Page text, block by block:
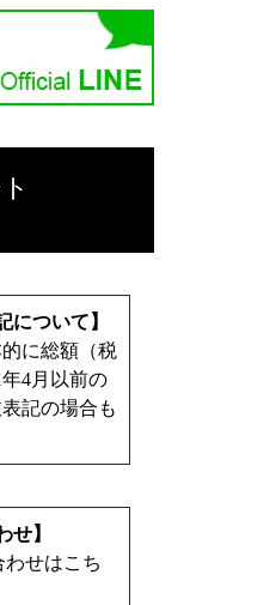
について】
に総額（税
4月以前の
記の場合も
せ】
わせはこち